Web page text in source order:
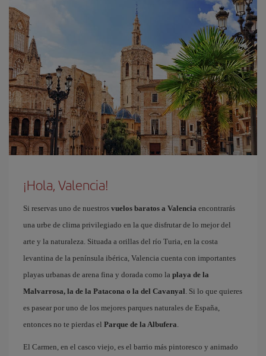
¡Hola, Valencia!
Si reservas uno de nuestros vuelos baratos a Valencia encontrarás
una urbe de clima privilegiado en la que disfrutar de lo mejor del
arte y la naturaleza. Situada a orillas del río Turia, en la costa
levantina de la península ibérica, Valencia cuenta con importantes
playas urbanas de arena fina y dorada como la playa de la
Malvarrosa, la de la Patacona o la del Cavanyal. Si lo que quieres
es pasear por uno de los mejores parques naturales de España,
entonces no te pierdas el Parque de la Albufera.
El Carmen, en el casco viejo, es el barrio más pintoresco y animado